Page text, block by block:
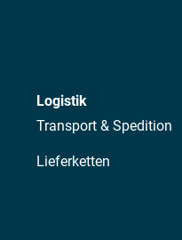
Logistik
Transport & Spedition
Lieferketten